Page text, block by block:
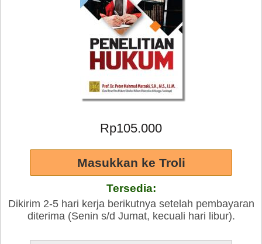
Rp105.000
Tersedia:
Dikirim 2-5 hari kerja berikutnya setelah pembayaran
diterima (Senin s/d Jumat, kecuali hari libur).